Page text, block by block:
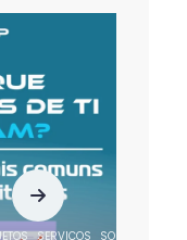
SERVIÇOS SOFTWARE